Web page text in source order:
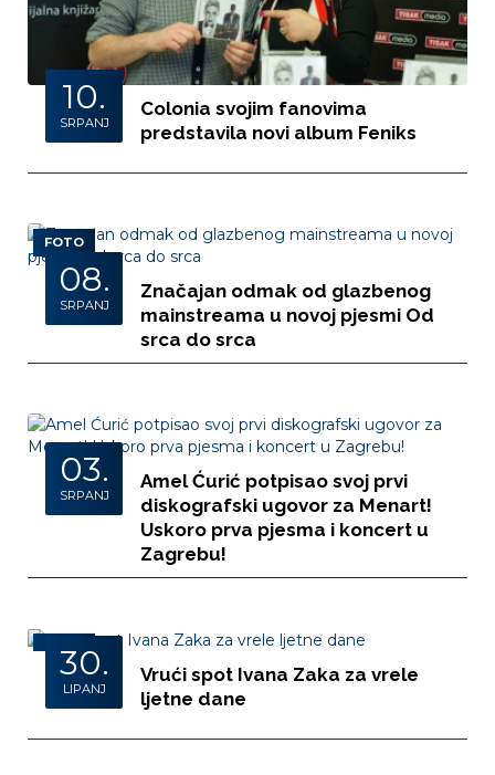
10.
SRPANJ
Colonia svojim fanovima
predstavila novi album Feniks
FOTO
08.
SRPANJ
Značajan odmak od glazbenog
mainstreama u novoj pjesmi Od
srca do srca
03.
SRPANJ
Amel Ćurić potpisao svoj prvi
diskografski ugovor za Menart!
Uskoro prva pjesma i koncert u
Zagrebu!
30.
LIPANJ
Vrući spot Ivana Zaka za vrele
ljetne dane